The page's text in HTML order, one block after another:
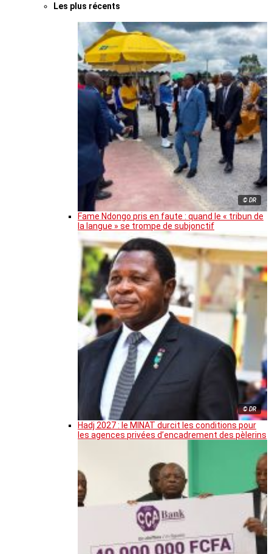
Les plus récents
© DR
Fame Ndongo pris en faute : quand le « tribun de
la langue » se trompe de subjonctif
© DR
Hadj 2027 : le MINAT durcit les conditions pour
les agences privées d’encadrement des pèlerins